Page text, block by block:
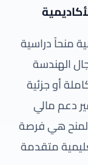
منحاً دراسية
الهندسة
أو جزئية
دعم مالي
هي فرصة
متقدمة